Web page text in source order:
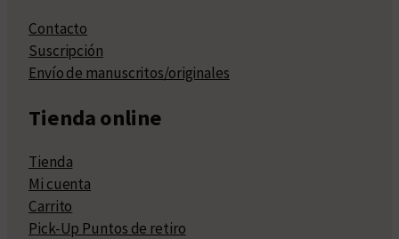
Contacto
Suscripción
Envío de manuscritos/originales
Tienda online
Tienda
Mi cuenta
Carrito
Pick-Up Puntos de retiro